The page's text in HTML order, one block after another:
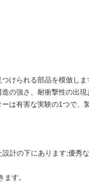
けられる部品を模倣しま
の強さ、耐衝撃性の出現
は有害な実験の1つで、
計の下にあります;優秀
す。